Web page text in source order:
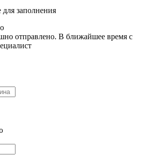
для заполнения
отправлено. В ближайшее время с